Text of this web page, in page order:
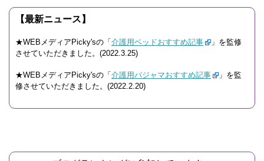
【最新ニュース】
★WEBメディアPicky'sの「 介護用ベッドおすすめ記事
」を監修
させていただきました。(2022.3.25)
★WEBメディアPicky'sの「 介護用パジャマおすすめ記事
」を監
修させていただきました。(2022.2.20)